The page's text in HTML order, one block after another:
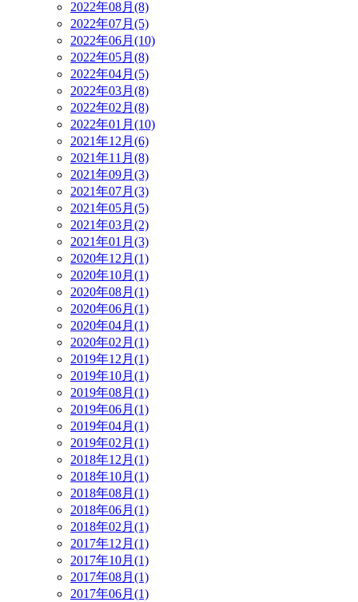
2022年08月(8)
2022年07月(5)
2022年06月(10)
2022年05月(8)
2022年04月(5)
2022年03月(8)
2022年02月(8)
2022年01月(10)
2021年12月(6)
2021年11月(8)
2021年09月(3)
2021年07月(3)
2021年05月(5)
2021年03月(2)
2021年01月(3)
2020年12月(1)
2020年10月(1)
2020年08月(1)
2020年06月(1)
2020年04月(1)
2020年02月(1)
2019年12月(1)
2019年10月(1)
2019年08月(1)
2019年06月(1)
2019年04月(1)
2019年02月(1)
2018年12月(1)
2018年10月(1)
2018年08月(1)
2018年06月(1)
2018年02月(1)
2017年12月(1)
2017年10月(1)
2017年08月(1)
2017年06月(1)